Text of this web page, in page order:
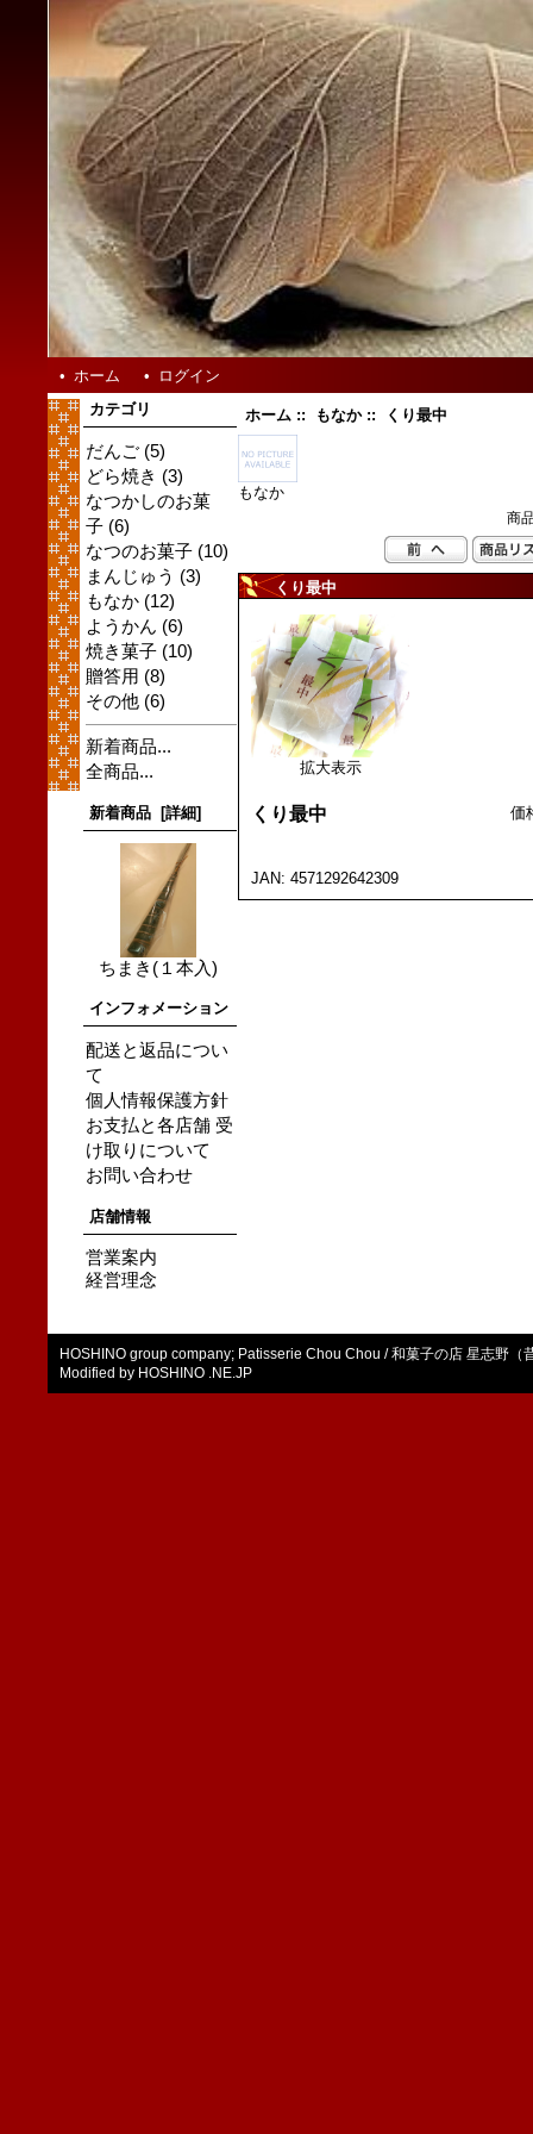
• ホーム •
ログイン
カテゴリ
だんご (5)
どら焼き (3)
なつかしのお菓
子 (6)
なつのお菓子 (10)
まんじゅう (3)
もなか (12)
ようかん (6)
焼き菓子 (10)
贈答用 (8)
その他 (6)
新着商品...
全商品...
新着商品 [詳細]
ちまき(１本入)
インフォメーション
配送と返品につい
て
個人情報保護方針
お支払と各店舗 受
け取りについて
お問い合わせ
店舗情報
営業案内
経営理念
ホーム :: もなか:: くり最中
もなか
商
くり最中
拡大表示
価
くり最中
JAN: 4571292642309
HOSHINO group company; Patisserie Chou Chou /和菓子の店 星志野（
Modified by HOSHINO .NE.JP